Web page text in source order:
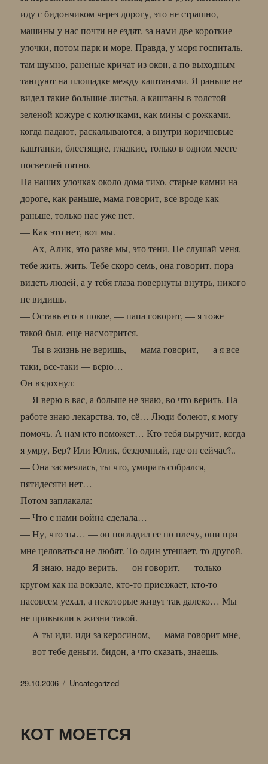
иду с бидончиком через дорогу, это не страшно,
машины у нас почти не ездят, за нами две короткие
улочки, потом парк и море. Правда, у моря госпиталь,
там шумно, раненые кричат из окон, а по выходным
танцуют на площадке между каштанами. Я раньше не
видел такие большие листья, а каштаны в толстой
зеленой кожуре с колючками, как мины с рожками,
когда падают, раскалываются, а внутри коричневые
каштанки, блестящие, гладкие, только в одном месте
посветлей пятно.
На наших улочках около дома тихо, старые камни на
дороге, как раньше, мама говорит, все вроде как
раньше, только нас уже нет.
— Как это нет, вот мы.
— Ах, Алик, это разве мы, это тени. Не слушай меня,
тебе жить, жить. Тебе скоро семь, она говорит, пора
видеть людей, а у тебя глаза повернуты внутрь, никого
не видишь.
— Оставь его в покое, — папа говорит, — я тоже
такой был, еще насмотрится.
— Ты в жизнь не веришь, — мама говорит, — а я все-
таки, все-таки — верю…
Он вздохнул:
— Я верю в вас, а больше не знаю, во что верить. На
работе знаю лекарства, то, сё… Люди болеют, я могу
помочь. А нам кто поможет… Кто тебя выручит, когда
я умру, Бер? Или Юлик, бездомный, где он сейчас?..
— Она засмеялась, ты что, умирать собрался,
пятидесяти нет…
Потом заплакала:
— Что с нами война сделала…
— Ну, что ты… — он погладил ее по плечу, они при
мне целоваться не любят. То один утешает, то другой.
— Я знаю, надо верить, — он говорит, — только
кругом как на вокзале, кто-то приезжает, кто-то
насовсем уехал, а некоторые живут так далеко… Мы
не привыкли к жизни такой.
— А ты иди, иди за керосином, — мама говорит мне,
— вот тебе деньги, бидон, а что сказать, знаешь.
Опубликовано
29.10.2006 Рубрики
Uncategorized
КОТ МОЕТСЯ